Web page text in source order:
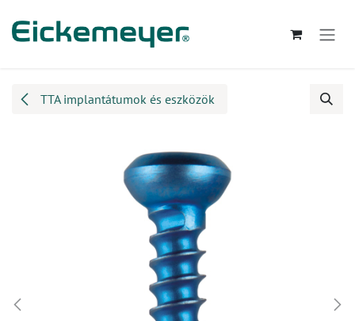
TTA implantátumok és eszközök